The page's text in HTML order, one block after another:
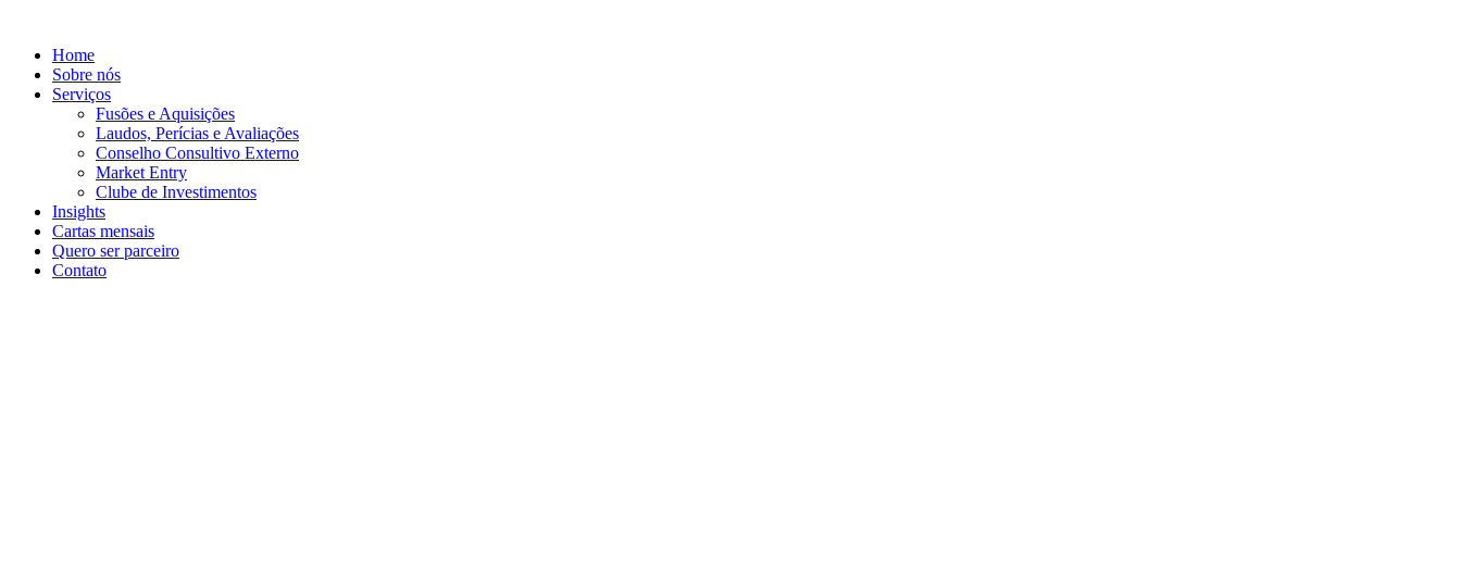
conteúdo
Home
Sobre nós
Serviços
Fusões e Aquisições
Laudos, Perícias e Avaliações
Conselho Consultivo Externo
Market Entry
Clube de Investimentos
Insights
Cartas mensais
Quero ser parceiro
Contato